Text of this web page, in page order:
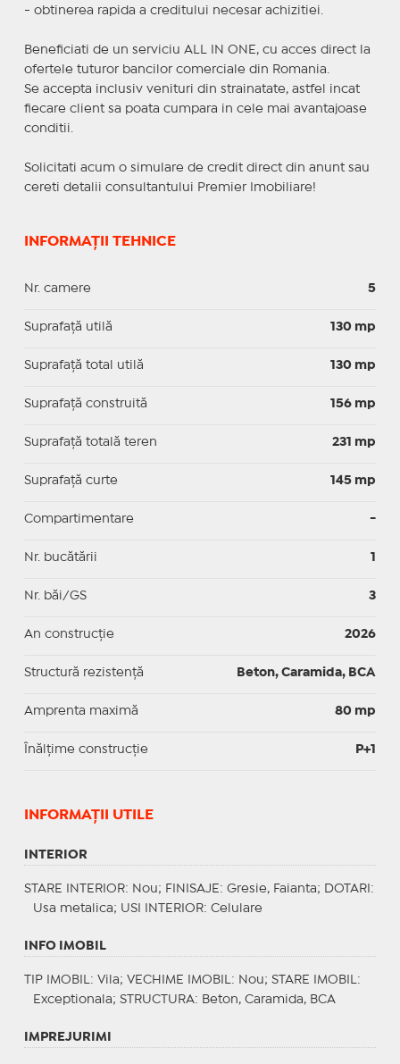
- obtinerea rapida a creditului necesar achizitiei.
Beneficiati de un serviciu ALL IN ONE, cu acces direct la
ofertele tuturor bancilor comerciale din Romania.
Se accepta inclusiv venituri din strainatate, astfel incat
fiecare client sa poata cumpara in cele mai avantajoase
conditii.
Solicitati acum o simulare de credit direct din anunt sau
cereti detalii consultantului Premier Imobiliare!
INFORMAȚII TEHNICE
Nr. camere 5
Suprafaţă utilă 130 mp
Suprafaţă total utilă 130 mp
Suprafaţă construită 156 mp
Suprafață totală teren 231 mp
Suprafaţă curte 145 mp
Compartimentare -
Nr. bucătării 1
Nr. băi/GS 3
An construcție 2026
Structură rezistență Beton, Caramida, BCA
Amprenta maximă 80 mp
Înălțime construcție P+1
INFORMAŢII UTILE
INTERIOR
STARE INTERIOR: Nou; FINISAJE : Gresie, Faianta; DOTARI :
Usa metalica; USI INTERIOR: Celulare
INFO IMOBIL
TIP IMOBIL : Vila; VECHIME IMOBIL : Nou; STARE IMOBIL :
Exceptionala; STRUCTURA: Beton, Caramida, BCA
IMPREJURIMI